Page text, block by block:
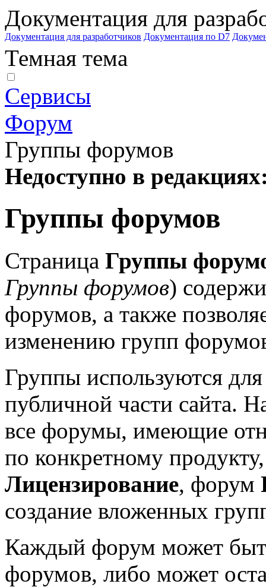
Документация для
Документация для разработчиков Документация по D7
Темная тема
Сервисы
Форум
Группы форумов
Недоступно в
Группы форумов
Страница Группы
Группы форумов)
форумов, а также
изменению групп
Группы используются
публичной части сайта.
все форумы, имеющие
по конкретному
Лицензирование, форум
создание вложенных
Каждый форум может
форумов, либо может